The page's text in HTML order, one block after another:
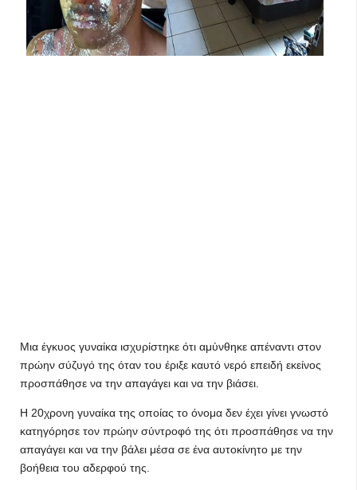
Μια έγκυος γυναίκα ισχυρίστηκε ότι αμύνθηκε απέναντι στον
πρώην σύζυγό της όταν του έριξε καυτό νερό επειδή εκείνος
προσπάθησε να την απαγάγει και να την βιάσει.
Η 20χρονη γυναίκα της οποίας το όνομα δεν έχει γίνει γνωστό
κατηγόρησε τον πρώην σύντροφό της ότι προσπάθησε να την
απαγάγει και να την βάλει μέσα σε ένα αυτοκίνητο με την
βοήθεια του αδερφού της.